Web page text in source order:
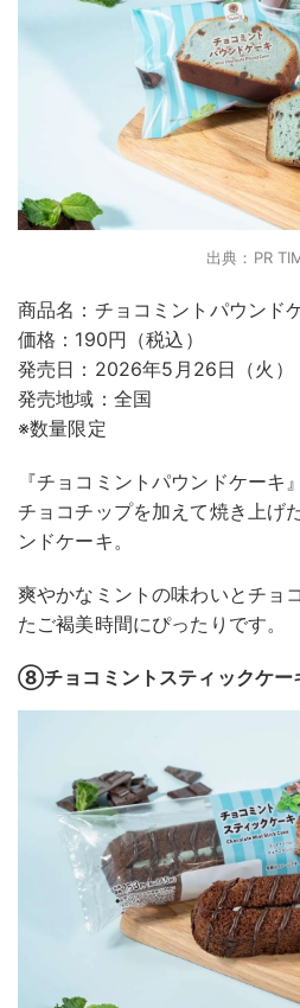
出典：PR
商品名：チョコミントパウンド
価格：190円（税込）
発売日：2026年5月26日（火）
発売地域：全国
※数量限定
『チョコミントパウンドケーキ
チョコチップを加えて焼き上げ
ンドケーキ。
爽やかなミントの味わいとチョ
たご褐美時間にぴったりです。
⑧チョコミントスティックケー